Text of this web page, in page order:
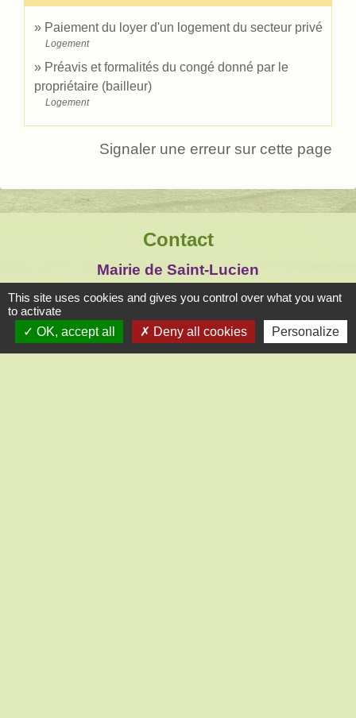
Paiement du loyer d'un logement du secteur privé
Logement
Préavis et formalités du congé donné par le
propriétaire (bailleur)
Logement
Signaler une erreur sur cette page
Contact
Mairie de Saint-Lucien
1, chemin de la Tour
+33 2 37 82 58 07
This site uses cookies and gives you control over what you want
to activate
OK, accept all
Deny all cookies Personalize